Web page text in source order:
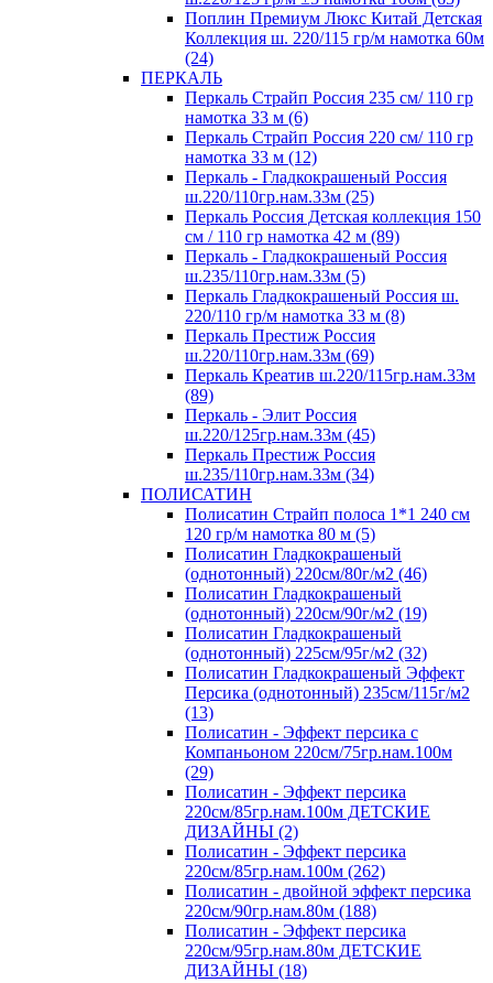
Поплин Премиум Люкс Китай Детская
Коллекция ш. 220/115 гр/м намотка 60м
(24)
ПЕРКАЛЬ
Перкаль Страйп Россия 235 см/ 110 гр
намотка 33 м (6)
Перкаль Страйп Россия 220 см/ 110 гр
намотка 33 м (12)
Перкаль - Гладкокрашеный Россия
ш.220/110гр.нам.33м (25)
Перкаль Россия Детская коллекция 150
см / 110 гр намотка 42 м (89)
Перкаль - Гладкокрашеный Россия
ш.235/110гр.нам.33м (5)
Перкаль Гладкокрашеный Россия ш.
220/110 гр/м намотка 33 м (8)
Перкаль Престиж Россия
ш.220/110гр.нам.33м (69)
Перкаль Креатив ш.220/115гр.нам.33м
(89)
Перкаль - Элит Россия
ш.220/125гр.нам.33м (45)
Перкаль Престиж Россия
ш.235/110гр.нам.33м (34)
ПОЛИСАТИН
Полисатин Страйп полоса 1*1 240 см
120 гр/м намотка 80 м (5)
Полисатин Гладкокрашеный
(однотонный) 220см/80г/м2 (46)
Полисатин Гладкокрашеный
(однотонный) 220см/90г/м2 (19)
Полисатин Гладкокрашеный
(однотонный) 225см/95г/м2 (32)
Полисатин Гладкокрашеный Эффект
Персика (однотонный) 235см/115г/м2
(13)
Полисатин - Эффект персика с
Компаньоном 220см/75гр.нам.100м
(29)
Полисатин - Эффект персика
220см/85гр.нам.100м ДЕТСКИЕ
ДИЗАЙНЫ (2)
Полисатин - Эффект персика
220см/85гр.нам.100м (262)
Полисатин - двойной эффект персика
220см/90гр.нам.80м (188)
Полисатин - Эффект персика
220см/95гр.нам.80м ДЕТСКИЕ
ДИЗАЙНЫ (18)